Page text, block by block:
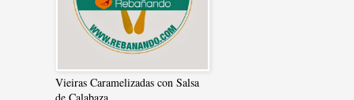
Vieiras Caramelizadas con Salsa